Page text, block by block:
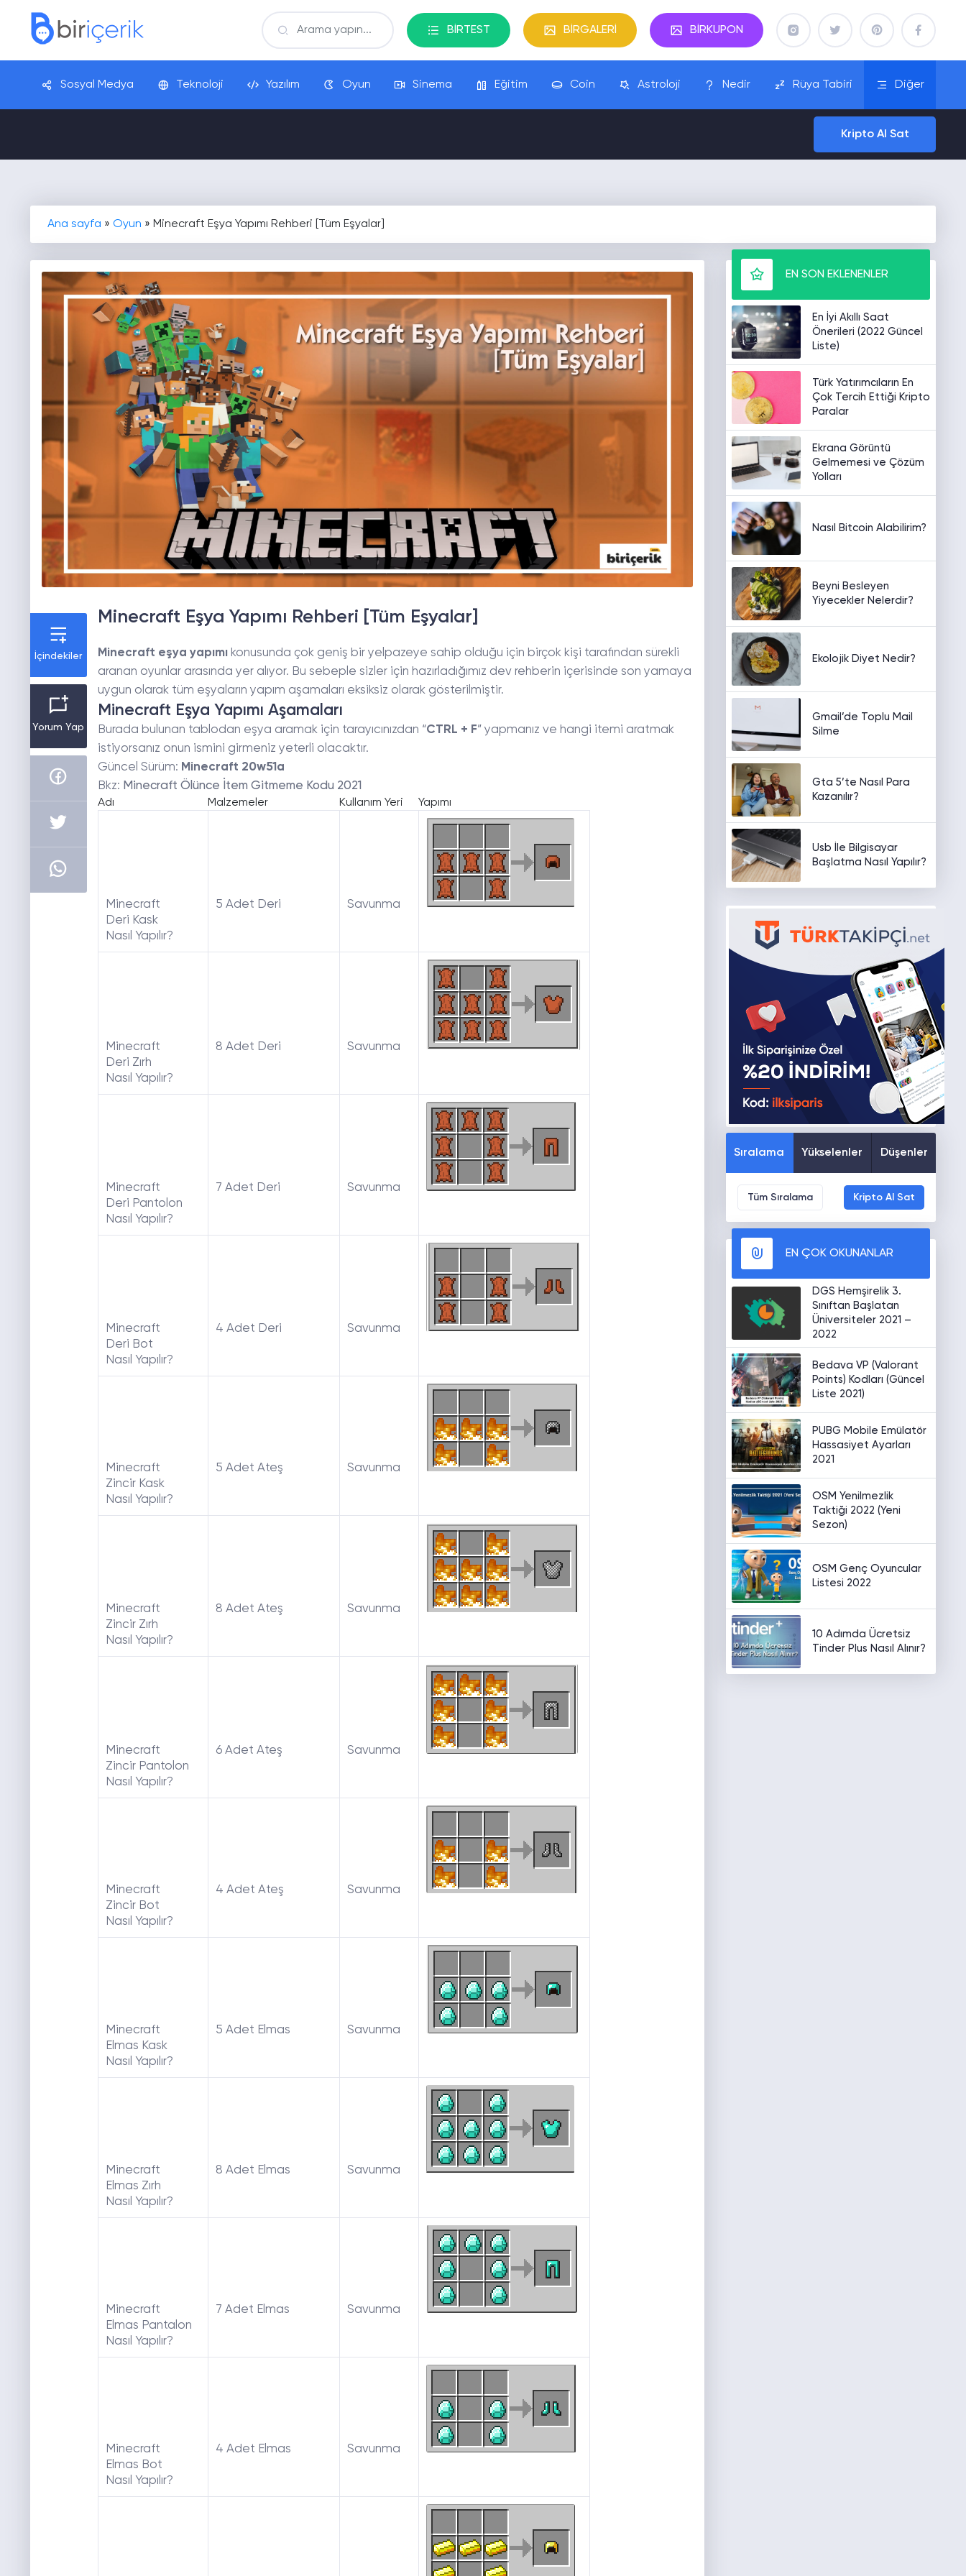
BİRTEST BİRGALERİ BİRKUPON
Sosyal Medya Teknoloji Yazılım Oyun Sinema Eğitim Coin Astroloji Nedir Rüya Tabiri Diğer
Kripto Al Sat
Ana sayfa » Oyun » Minecraft Eşya Yapımı Rehberi [Tüm Eşyalar]
İçindekiler
Yorum Yap
Minecraft Eşya Yapımı Rehberi [Tüm Eşyalar]
Minecraft eşya yapımıkonusunda çok geniş bir yelpazeye sahip olduğu için birçok kişi tarafından sürekli
aranan oyunlar arasında yer alıyor. Bu sebeple sizler için hazırladığımız dev rehberin içerisinde son yamaya
uygun olarak tüm eşyaların yapım aşamaları eksiksiz olarak gösterilmiştir.
Minecraft Eşya Yapımı Aşamaları
Burada bulunan tablodan eşya aramak için tarayıcınızdan “CTRL + F” yapmanız ve hangi itemi aratmak
istiyorsanız onun ismini girmeniz yeterli olacaktır.
Güncel Sürüm: Minecraft 20w51a
Bkz: Minecraft Ölünce İtem Gitmeme Kodu 2021
Adı Malzemeler Kullanım Yeri Yapımı
Minecraft
Deri Kask
Nasıl Yapılır?
5 Adet Deri Savunma
Minecraft
Deri Zırh
Nasıl Yapılır?
8 Adet Deri Savunma
Minecraft
Deri Pantolon
Nasıl Yapılır?
7 Adet Deri Savunma
Minecraft
Deri Bot
Nasıl Yapılır?
4 Adet Deri Savunma
Minecraft
Zincir Kask
Nasıl Yapılır?
5 Adet Ateş Savunma
Minecraft
Zincir Zırh
Nasıl Yapılır?
8 Adet Ateş Savunma
Minecraft
Zincir Pantolon
Nasıl Yapılır?
6 Adet Ateş Savunma
Minecraft
Zincir Bot
Nasıl Yapılır?
4 Adet Ateş Savunma
Minecraft
Elmas Kask
Nasıl Yapılır?
5 Adet Elmas Savunma
Minecraft
Elmas Zırh
Nasıl Yapılır?
8 Adet Elmas Savunma
Minecraft
Elmas Pantalon
Nasıl Yapılır?
7 Adet Elmas Savunma
Minecraft
Elmas Bot
Nasıl Yapılır?
4 Adet Elmas Savunma
EN SON EKLENENLER
En İyi Akıllı Saat
Önerileri (2022 Güncel
Liste)
Türk Yatırımcıların En
Çok Tercih Ettiği Kripto
Paralar
Ekrana Görüntü
Gelmemesi ve Çözüm
Yolları
Nasıl Bitcoin Alabilirim?
Beyni Besleyen
Yiyecekler Nelerdir?
Ekolojik Diyet Nedir?
Gmail’de Toplu Mail
Silme
Gta 5’te Nasıl Para
Kazanılır?
Usb İle Bilgisayar
Başlatma Nasıl Yapılır?
Sıralama Yükselenler Düşenler
Tüm Sıralama Kripto Al Sat
EN ÇOK OKUNANLAR
DGS Hemşirelik 3.
Sınıftan Başlatan
Üniversiteler 2021 –
2022
Bedava VP (Valorant
Points) Kodları (Güncel
Liste 2021)
PUBG Mobile Emülatör
Hassasiyet Ayarları
2021
OSM Yenilmezlik
Taktiği 2022 (Yeni
Sezon)
OSM Genç Oyuncular
Listesi 2022
10 Adımda Ücretsiz
Tinder Plus Nasıl Alınır?